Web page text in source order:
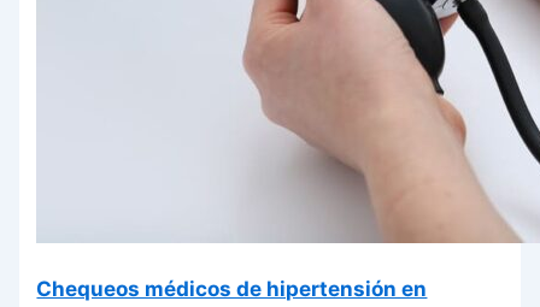
Chequeos médicos de hipertensión en